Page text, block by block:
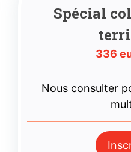
Spécial
336
Nous consulter